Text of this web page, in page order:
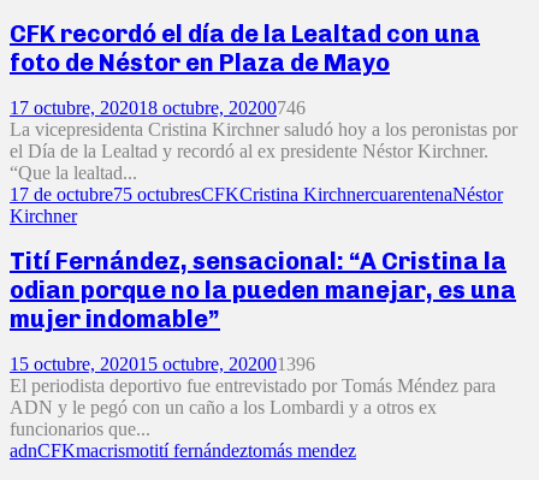
CFK recordó el día de la Lealtad con una
foto de Néstor en Plaza de Mayo
17 octubre, 202018 octubre, 20200746
La vicepresidenta Cristina Kirchner saludó hoy a los peronistas por
el Día de la Lealtad y recordó al ex presidente Néstor Kirchner.
“Que la lealtad...
17 de octubre75 octubresCFKCristina KirchnercuarentenaNéstor
Kirchner
Tití Fernández, sensacional: “A Cristina la
odian porque no la pueden manejar, es una
mujer indomable”
15 octubre, 202015 octubre, 202001396
El periodista deportivo fue entrevistado por Tomás Méndez para
ADN y le pegó con un caño a los Lombardi y a otros ex
funcionarios que...
adnCFKmacrismotití fernándeztomás mendez